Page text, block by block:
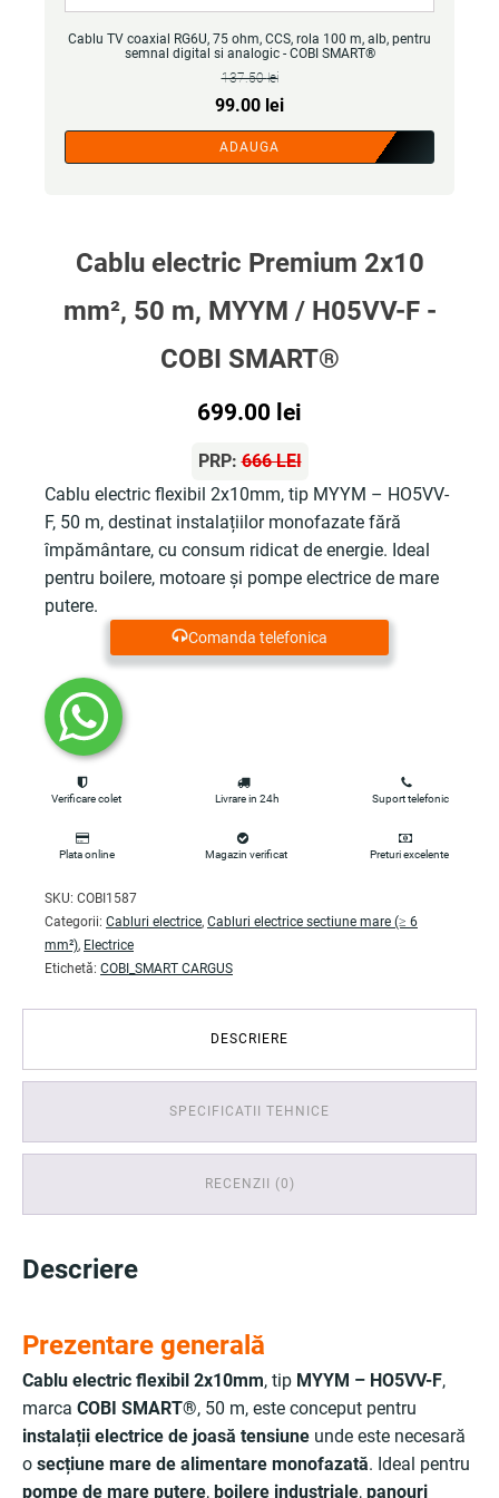
Cablu TV coaxial RG6U, 75 ohm, CCS, rola 100 m, alb, pentru
semnal digital si analogic - COBI SMART®
137.50lei
Prețul
inițial
a
99.00 leiPrețul
curent
este:
ADAUGA
Cablu electric Premium 2x10
mm², 50 m, MYYM / H05VV-F -
COBI SMART®
699.00 lei
PRP:666 LEI
Cablu electric flexibil 2x10mm, tip MYYM – HO5VV-
F, 50 m, destinat instalațiilor monofazate fără
împământare, cu consum ridicat de energie. Ideal
pentru boilere, motoare și pompe electrice de mare
putere.
Comanda telefonica
Verificare colet Livrare in 24h Suport telefonic
Plata online Magazin verificat Preturi excelente
SKU: COBI1587
Categorii: Cabluri electrice, Cabluri electrice sectiune mare (≥ 6
mm²), Electrice
Etichetă: COBI_SMART CARGUS
DESCRIERE
SPECIFICATII TEHNICE
RECENZII (0)
Descriere
Prezentare generală
Cablu electric flexibil 2x10mm, tip MYYM – HO5VV-F,
marca COBI SMART®, 50 m, este conceput pentru
instalații electrice de joasă tensiune unde este necesară
o secțiune mare de alimentare monofazată. Ideal pentru
pompe de mare putere, boilere industriale, panouri